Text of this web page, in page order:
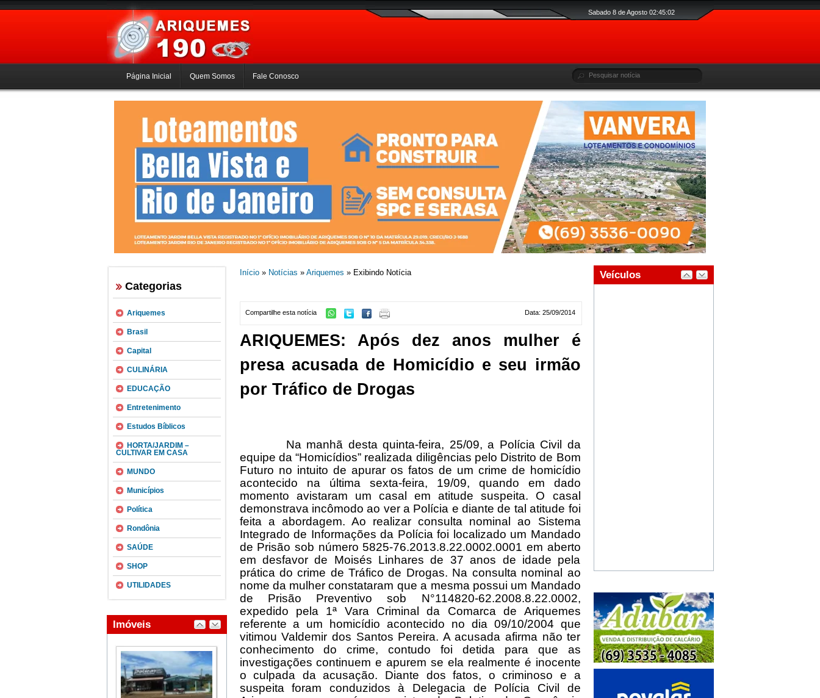
Sabado 8 de Agosto 02:45:02
Página Inicial Quem Somos Fale Conosco
Categorias
Ariquemes
Brasil
Capital
CULINÁRIA
EDUCAÇÃO
Entretenimento
Estudos Bíblicos
HORTA/JARDIM –
CULTIVAR EM CASA
MUNDO
Municípios
Política
Rondônia
SAÚDE
SHOP
UTILIDADES
Início» Notícias » Ariquemes » Exibindo Notícia
Data: 25/09/2014
Compartilhe esta notícia
ARIQUEMES: Após dez anos mulher é
presa acusada de Homicídio e seu irmão
por Tráfico de Drogas
Na manhã desta quinta-feira, 25/09, a Polícia Civil da
equipe da “Homicídios” realizada diligências pelo Distrito de Bom
Futuro no intuito de apurar os fatos de um crime de homicídio
acontecido na última sexta-feira, 19/09, quando em dado
momento avistaram um casal em atitude suspeita. O casal
demonstrava incômodo ao ver a Polícia e diante de tal atitude foi
feita a abordagem. Ao realizar consulta nominal ao Sistema
Integrado de Informações da Polícia foi localizado um Mandado
de Prisão sob número 5825-76.2013.8.22.0002.0001 em aberto
em desfavor de Moisés Linhares de 37 anos de idade pela
prática do crime de Tráfico de Drogas. Na consulta nominal ao
nome da mulher constataram que a mesma possui um Mandado
de Prisão Preventivo sob N°114820-62.2008.8.22.0002,
expedido pela 1ª Vara Criminal da Comarca de Ariquemes
referente a um homicídio acontecido no dia 09/10/2004 que
vitimou Valdemir dos Santos Pereira. A acusada afirma não ter
conhecimento do crime, contudo foi detida para que as
investigações continuem e apurem se ela realmente é inocente
o culpada da acusação. Diante dos fatos, o criminoso e a
suspeita foram conduzidos à Delegacia de Polícia Civil de